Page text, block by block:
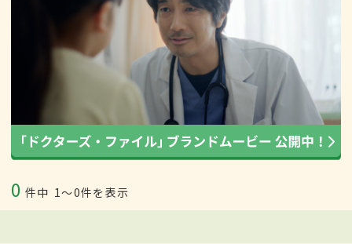
0 件中 1〜0件を表示